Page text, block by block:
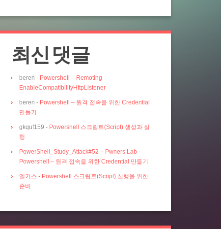
최신 댓글
beren - Powershell – Remoting
EnableCompatibilityHttpListener
beren - Powershell – 원격 접속을 위한 Credential
만들기
gkquf159 - Powershell 스크립트(Script) 생성과 실
행
PowerShell_Study_Attack#52 – Pwners Lab -
Powershell – 원격 접속을 위한 Credential 만들기
엘키스 - Powershell 스크립트(Script) 실행을 위한
준비